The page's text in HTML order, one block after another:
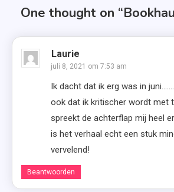
One thought on “
Laurie
juli 8, 2021 om 7:53 am
Ik dacht dat ik erg was in
ook dat ik kritischer wordt met
spreekt de achterflap mij heel
is het verhaal echt een stuk
vervelend!
Beantwoorden